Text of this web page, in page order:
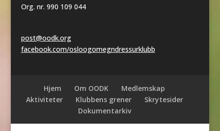
Org. nr. 990 109 044
post@oodk.org
facebook.com/osloogomegndressurklubb
Hjem Om OODK
Medlemskap
Aktiviteter
Klubbens grener
Skrytesider
Dokumentarkiv